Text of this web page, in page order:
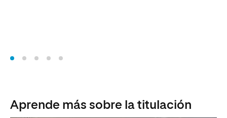
Aprende más sobre la titulación